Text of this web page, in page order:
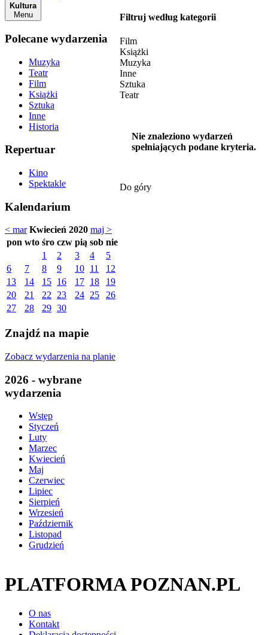
Kultura
Menu
Polecane wydarzenia
Muzyka
Teatr
Film
Książki
Sztuka
Inne
Historia
Repertuar
Kino
Spektakle
Kalendarium
< mar Kwiecień 2020 maj >
pon wto śro czw pią sob nie
1
2 3 4
5
6
7 8 9 10 11
12
13
14 15 16 17 18
19
20
21 22 23 24 25
26
27
28 29 30
Znajdź na mapie
Zobacz wydarzenia na planie
2026 - wybrane
wydarzenia
Wstęp
Styczeń
Luty
Marzec
Kwiecień
Maj
Czerwiec
Lipiec
Sierpień
Wrzesień
Październik
Listopad
Grudzień
Filtruj według kategorii
Film
Książki
Muzyka
Inne
Sztuka
Teatr
Nie znaleziono wydarzeń
spełniających podane kryteria.
Do góry
PLATFORMA POZNAN.PL
O nas
Kontakt